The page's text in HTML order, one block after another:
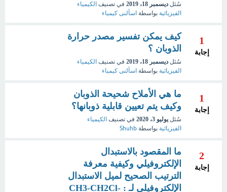
سُئل ديسمبر 18، 2019 في تصنيف الكيمياء
الفيزيائية بواسطة اسألنى كيمياء
1
إجابة
كيف يمكن تفسير مصدر حرارة
الذوبان ؟
سُئل ديسمبر 18، 2019 في تصنيف الكيمياء
الفيزيائية بواسطة اسألنى كيمياء
1
إجابة
ما هي الأملاح شحيحة الذوبان
وكيف يتم تعيين قابلية ذوبانها؟
سُئل يوليو 3، 2020 في تصنيف الكيمياء
الفيزيائية بواسطة Shuhb
2
إجابة
ما المقصود بالاستبدال
الإلكتروفيلي وكيفية معرفة
الترتيب الصحيح لميل الاستبدال
الإلكتروفيلي لـ : CH3-CH2Cl-